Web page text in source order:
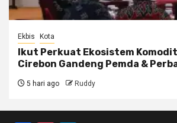
Ekbis Kota
Ikut Perkuat Ekosistem
Cirebon Gandeng Pemda &
5 hari ago Ruddy